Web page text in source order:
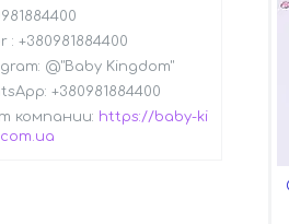
+380981884400
@"Baby Kingdom"
+380981884400
компании https://baby-ki